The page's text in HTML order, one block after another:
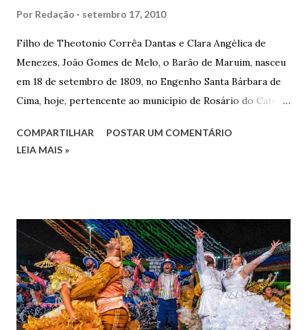
Por Redação setembro 17, 2010
Filho de Theotonio Corrêa Dantas e Clara Angélica de
Menezes, João Gomes de Melo, o Barão de Maruim, nasceu
em 18 de setembro de 1809, no Engenho Santa Bárbara de
Cima, hoje, pertencente ao município de Rosário do Catete.
José de Faro Leitão, porém o casamento acabou com o
indiciamento para apropriar-se da volumosa herança. Em
1862, transferiu-se para o Rio de Janeiro e casou-se com
uma irmã do Visconde de Uruguai. O Barão de Maruim
apresentou uma grande dedicação à atividade agrícola, que
lhe proporcionou uma grande reserva financeira. João
COMPARTILHAR
POSTAR UM COMENTÁRIO
LEIA MAIS »